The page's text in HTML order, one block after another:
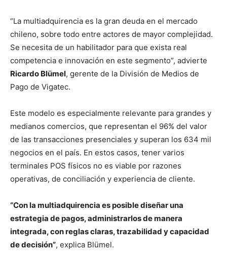
“La multiadquirencia es la gran deuda en el mercado
chileno, sobre todo entre actores de mayor complejidad.
Se necesita de un habilitador para que exista real
competencia e innovación en este segmento”, advierte
Ricardo Blümel, gerente de la División de Medios de
Pago de Vigatec.
Este modelo es especialmente relevante para grandes y
medianos comercios, que representan el 96% del valor
de las transacciones presenciales y superan los 634 mil
negocios en el país. En estos casos, tener varios
terminales POS físicos no es viable por razones
operativas, de conciliación y experiencia de cliente.
“Con la multiadquirencia es posible diseñar una
estrategia de pagos, administrarlos de manera
integrada, con reglas claras, trazabilidad y capacidad
de decisión”, explica Blümel.